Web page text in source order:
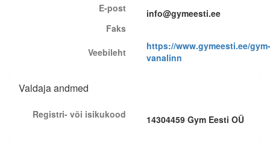
E-post
info@gymeesti.ee
Faks
Veebileht
https://www.gymeesti.ee/gym-
vanalinn
Valdaja andmed
Registri- või isikukood 14304459 Gym Eesti OÜ